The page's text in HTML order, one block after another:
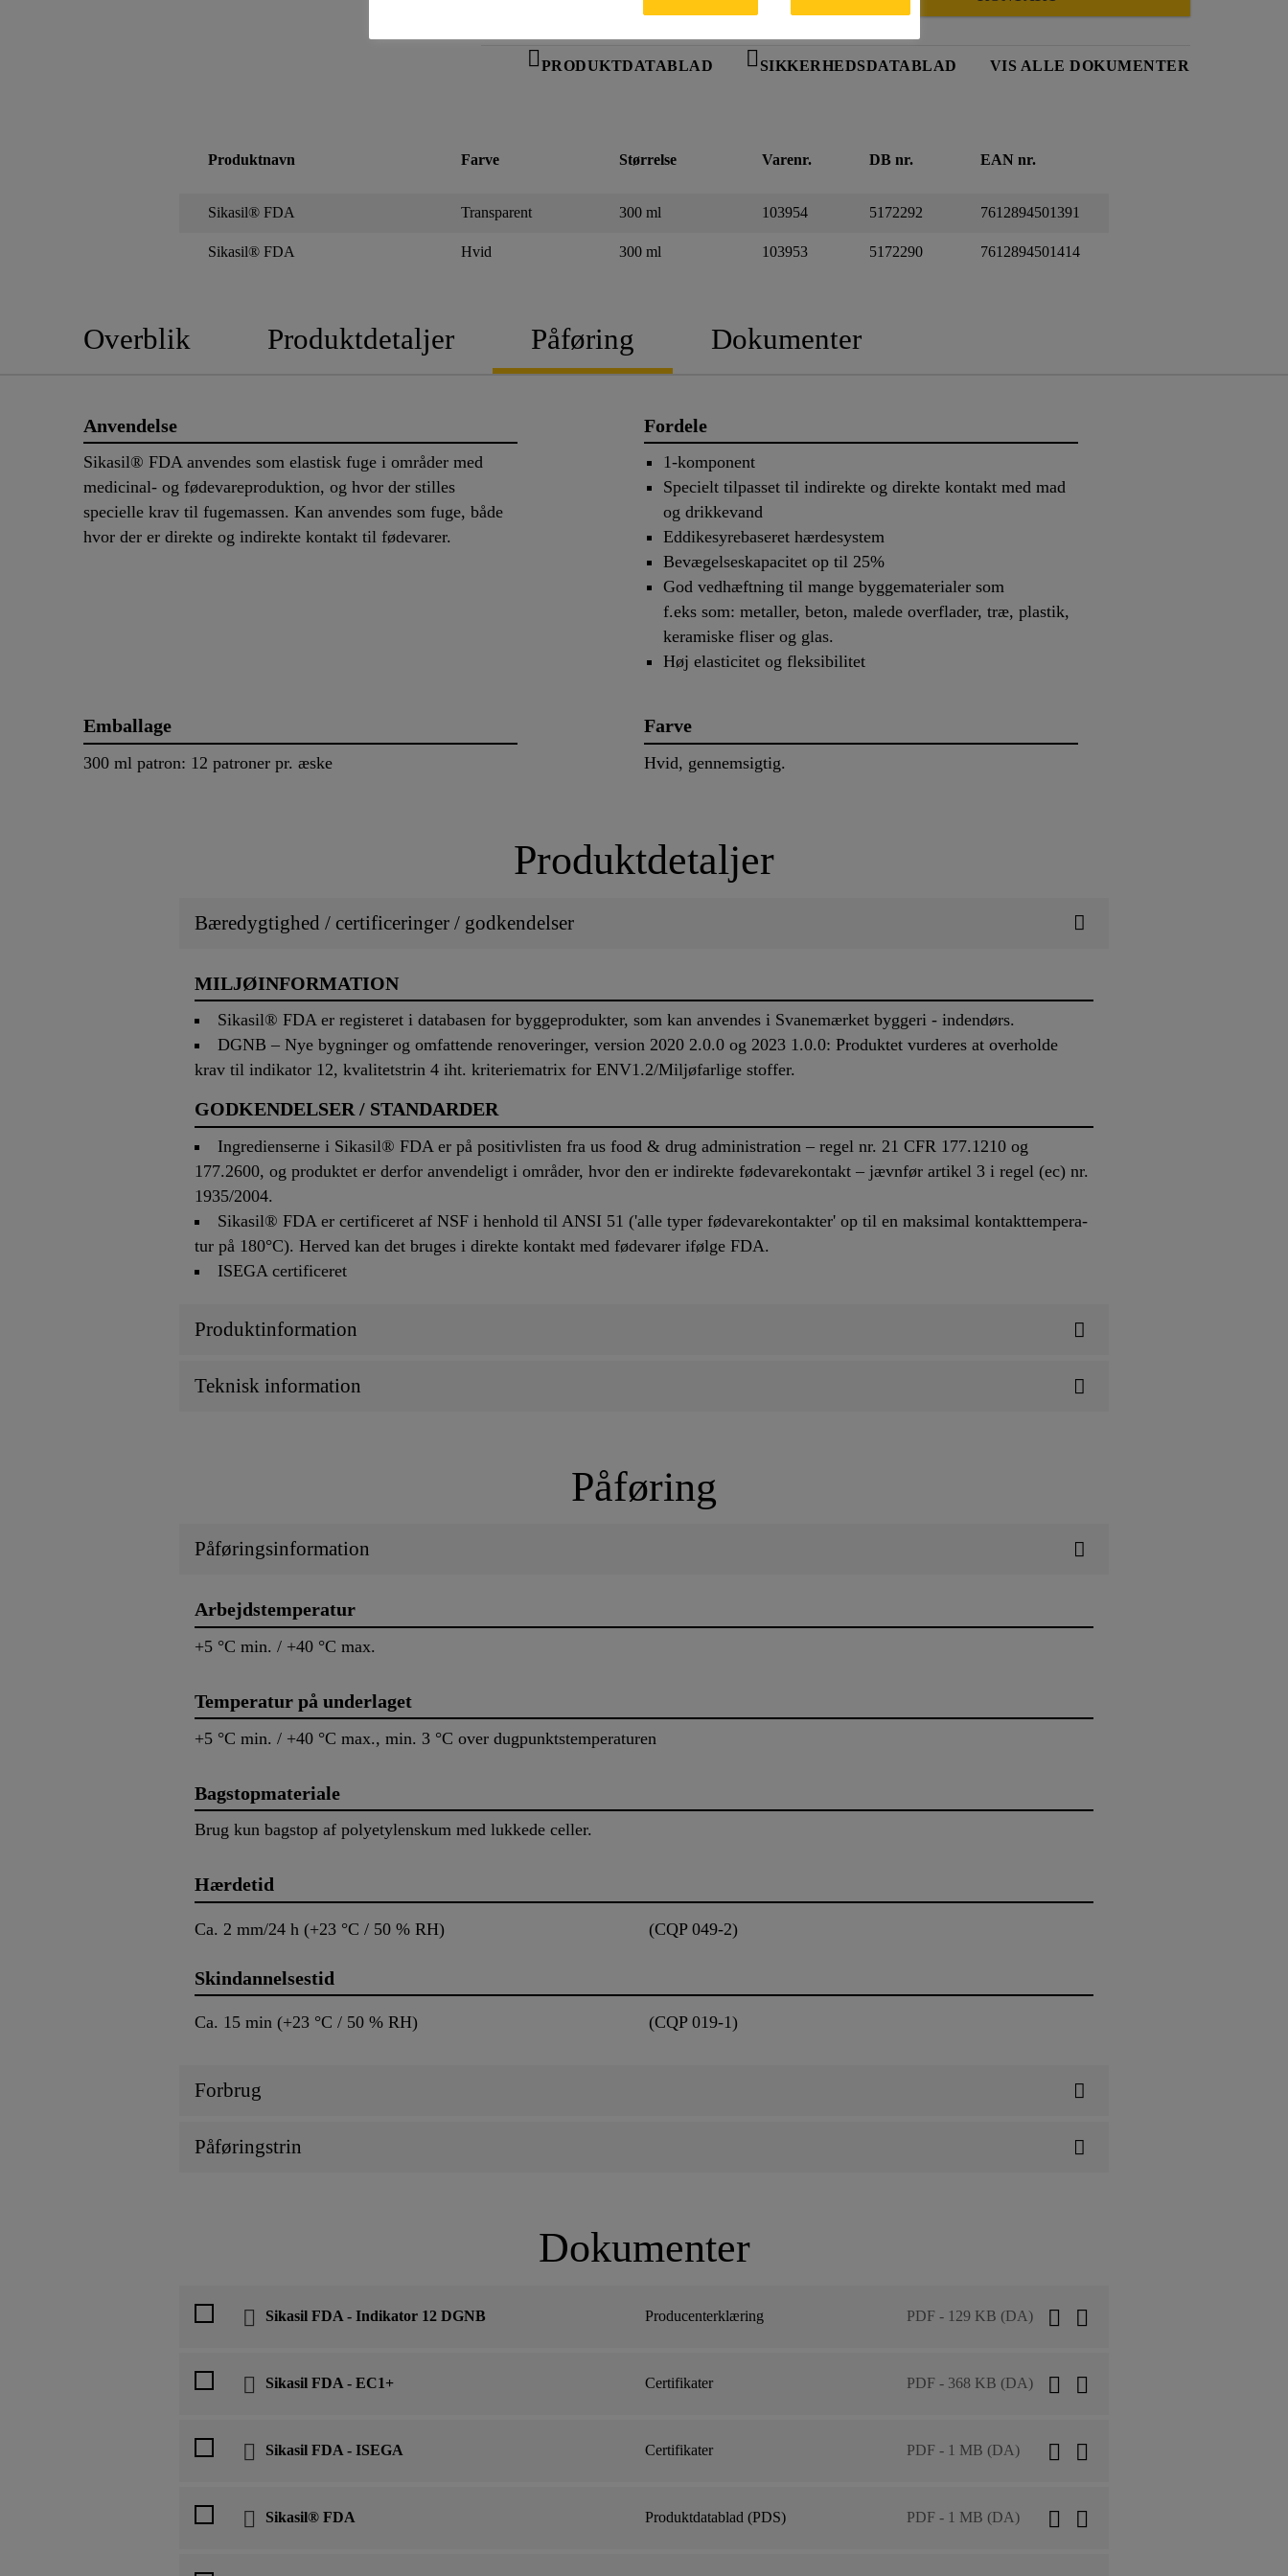
PRODUKTDATABLAD SIKKERHEDSDATABLAD VIS ALLE DOKUMENTER
Produktnavn Farve Størrelse Varenr. DB nr. EAN nr.
Sikasil® FDA Transparent 300 ml 103954 5172292 7612894501391
Sikasil® FDA Hvid 300 ml 103953 5172290 7612894501414
Overblik Produktdetaljer Påføring Dokumenter
Anvendelse
Sikasil® FDA anvendes som elastisk fuge i områder med
medicinal- og fødevareproduktion, og hvor der stilles
specielle krav til fugemassen. Kan anvendes som fuge, både
hvor der er direkte og indirekte kontakt til fødevarer.
Fordele
1-komponent
Specielt tilpasset til indirekte og direkte kontakt med mad
og drikkevand
Eddikesyrebaseret hærdesystem
Bevægelseskapacitet op til 25%
God vedhæftning til mange byggematerialer som
f.eks som: metaller, beton, malede overflader, træ, plastik,
keramiske fliser og glas.
Høj elasticitet og fleksibilitet
Emballage
300 ml patron: 12 patroner pr. æske
Farve
Hvid, gennemsigtig.
Produktdetaljer
Bæredygtighed / certificeringer / godkendelser
MILJØINFORMATION
Sikasil® FDA er registeret i databasen for byggeprodukter, som kan anvendes i Svanemærket byggeri - indendørs.
DGNB – Nye bygninger og omfattende renoveringer, version 2020 2.0.0 og 2023 1.0.0: Produktet vurderes at overholde
krav til indikator 12, kvalitetstrin 4 iht. kriteriematrix for ENV1.2/Miljøfarlige stoffer.
GODKENDELSER / STANDARDER
Ingredienserne i Sikasil® FDA er på positivlisten fra us food & drug administration – regel nr. 21 CFR 177.1210 og
177.2600, og produktet er derfor anvendeligt i områder, hvor den er indirekte fødevarekontakt – jævnfør artikel 3 i regel (ec) nr.
1935/2004.
Sikasil® FDA er certificeret af NSF i henhold til ANSI 51 ('alle typer fødevarekontakter' op til en maksimal kontakttempera-
tur på 180°C). Herved kan det bruges i direkte kontakt med fødevarer ifølge FDA.
ISEGA certificeret
Produktinformation
Teknisk information
Påføring
Påføringsinformation
Arbejdstemperatur
+5 °C min. / +40 °C max.
Temperatur på underlaget
+5 °C min. / +40 °C max., min. 3 °C over dugpunktstemperaturen
Bagstopmateriale
Brug kun bagstop af polyetylenskum med lukkede celler.
Hærdetid
Ca. 2 mm/24 h (+23 °C / 50 % RH) (CQP 049-2)
Skindannelsestid
Ca. 15 min (+23 °C / 50 % RH) (CQP 019-1)
Forbrug
Påføringstrin
Dokumenter
Sikasil FDA - Indikator 12 DGNB Producenterklæring PDF - 129 KB (DA)
Sikasil FDA - EC1+ Certifikater PDF - 368 KB (DA)
Sikasil FDA - ISEGA Certifikater PDF - 1 MB (DA)
Sikasil® FDA Produktdatablad (PDS) PDF - 1 MB (DA)